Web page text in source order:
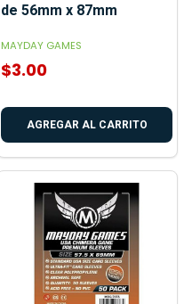
de 56mm x 87mm
MAYDAY GAMES
$3.00
AGREGAR AL CARRITO